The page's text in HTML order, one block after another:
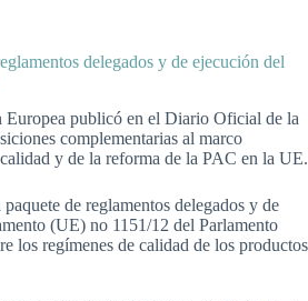
delegados y de ejecución del
publicó en el Diario Oficial de la
complementarias al marco
y de la reforma de la PAC en la UE.
de reglamentos delegados y de
(UE) no 1151/12 del Parlamento
los regímenes de calidad de los productos